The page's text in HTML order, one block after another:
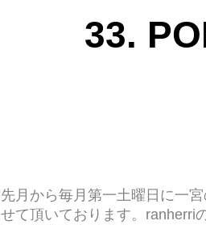
33.
先月から毎月第一土曜日に一
せて頂いております。ranherri